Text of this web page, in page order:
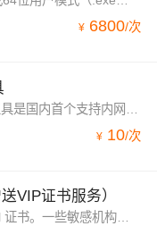
¥ 6800/次
¥ 10/次
VIP证书服务）
为您的 公网 IP，申请 ssl 证书。一些敏感机构业务不使用域名，应用公网IP地址进行访问，这个时候需要绑定IP地址的 ssl 证书。